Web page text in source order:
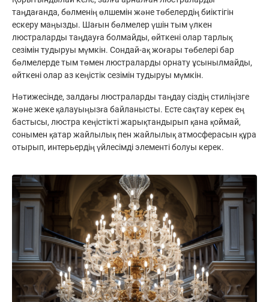
таңдағанда, бөлменің өлшемін және төбелердің биіктігін
ескеру маңызды. Шағын бөлмелер үшін тым үлкен
люстраларды таңдауға болмайды, өйткені олар тарлық
сезімін тудыруы мүмкін. Сондай-ақ жоғары төбелері бар
бөлмелерде тым төмен люстраларды орнату ұсынылмайды,
өйткені олар аз кеңістік сезімін тудыруы мүмкін.
Нәтижесінде, залдағы люстраларды таңдау сіздің стиліңізге
және жеке қалауыңызға байланысты. Есте сақтау керек ең
бастысы, люстра кеңістікті жарықтандырып қана қоймай,
сонымен қатар жайлылық пен жайлылық атмосферасын құра
отырып, интерьердің үйлесімді элементі болуы керек.